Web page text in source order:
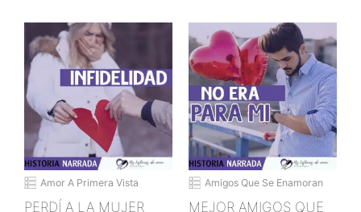
Amor A Primera Vista
PERDÍ A LA MUJER
Amigos Que Se Enamoran
MEJOR AMIGOS QUE